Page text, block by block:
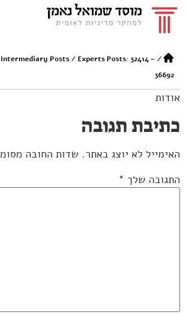
/
Posts/ Experts Posts: 32414 –
36692
אודות
כתיבת תגובה
האימייל לא יוצג באתר. שדות החובה
התגובה שלך *